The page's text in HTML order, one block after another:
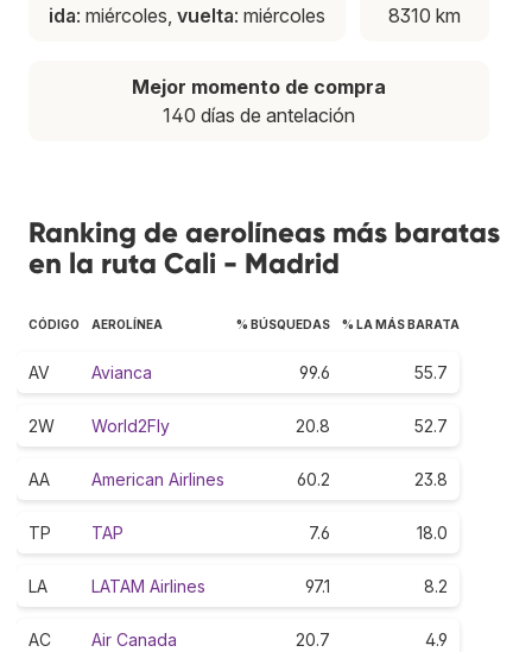
ida: miércoles, vuelta: miércoles
8310 km
Mejor momento de compra
140 días de antelación
Ranking de aerolíneas más baratas
en la ruta Cali - Madrid
CÓDIGO AEROLÍNEA % BÚSQUEDAS % LA MÁS BARATA
AV Avianca 99.6 55.7
2W World2Fly 20.8 52.7
AA American Airlines 60.2 23.8
TP TAP 7.6 18.0
LA LATAM Airlines 97.1 8.2
AC Air Canada 20.7 4.9